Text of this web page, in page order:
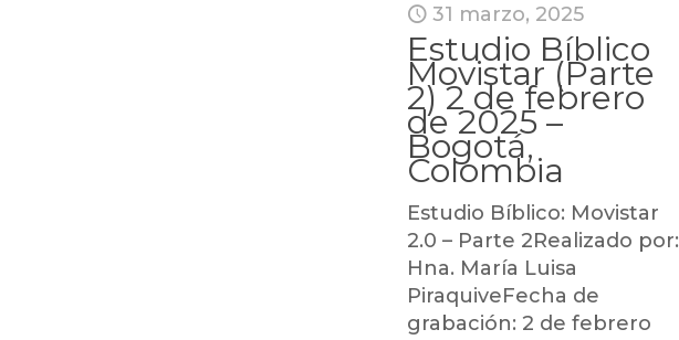
31 marzo, 2025
Estudio Bíblico
Movistar (Parte
2) 2 de febrero
de 2025 –
Bogotá,
Colombia
Estudio Bíblico: Movistar
2.0 – Parte 2Realizado por:
Hna. María Luisa
PiraquiveFecha de
grabación: 2 de febrero